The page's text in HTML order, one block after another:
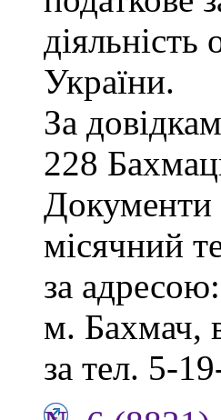
України.
За
228
Документи
місячний
за адресою:
м. Бахмач,
за тел. 5-